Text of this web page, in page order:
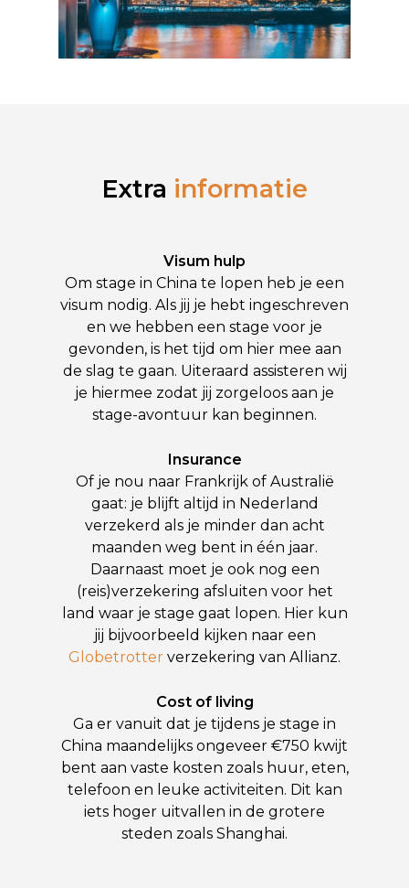
Extra informatie
Visum hulp
Om stage in China te lopen heb je een
visum nodig. Als jij je hebt ingeschreven
en we hebben een stage voor je
gevonden, is het tijd om hier mee aan
de slag te gaan. Uiteraard assisteren wij
je hiermee zodat jij zorgeloos aan je
stage-avontuur kan beginnen.
Insurance
Of je nou naar Frankrijk of Australië
gaat: je blijft altijd in Nederland
verzekerd als je minder dan acht
maanden weg bent in één jaar.
Daarnaast moet je ook nog een
(reis)verzekering afsluiten voor het
land waar je stage gaat lopen. Hier kun
jij bijvoorbeeld kijken naar een
Globetrotter verzekering van Allianz.
Cost of living
Ga er vanuit dat je tijdens je stage in
China maandelijks ongeveer €750 kwijt
bent aan vaste kosten zoals huur, eten,
telefoon en leuke activiteiten. Dit kan
iets hoger uitvallen in de grotere
steden zoals Shanghai.